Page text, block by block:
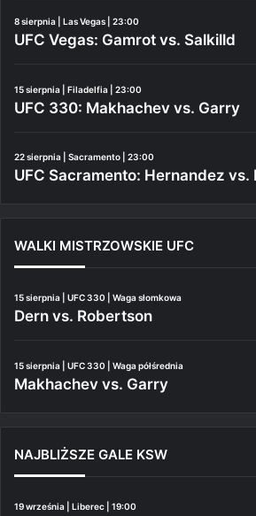
8 sierpnia | Las Vegas | 23:00
UFC Vegas: Gamrot vs. Salkilld
15 sierpnia | Filadelfia | 23:00
UFC 330: Makhachev vs. Garry
22 sierpnia | Sacramento | 23:00
UFC Sacramento: Hernandez vs.
WALKI MISTRZOWSKIE UFC
15 sierpnia | UFC 330 | Waga słomkowa
Dern vs. Robertson
15 sierpnia | UFC 330 | Waga półśrednia
Makhachev vs. Garry
NAJBLIŻSZE GALE KSW
19 września | Liberec | 19:00